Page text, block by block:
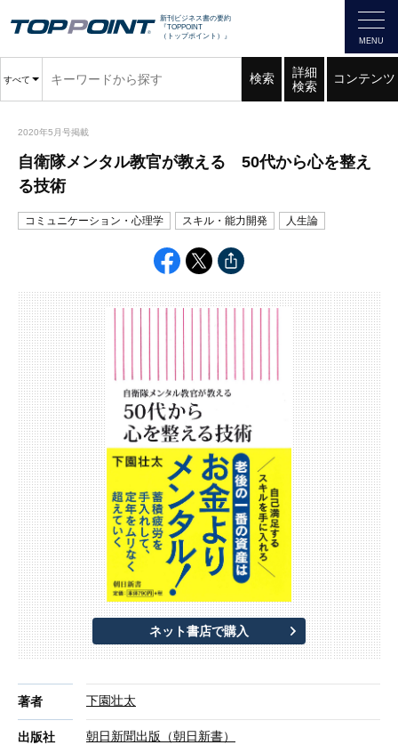
新刊ビジネス書の要約
『TOPPOINT
（トップポイント）』
すべて 検索
詳細
検索
コンテンツ
2020年5月号掲載
自衛隊メンタル教官が教える 50代から心を整え
る技術
コミュニケーション・心理学 スキル・能力開発 人生論
ネット書店で購入
著者 下園壮太
出版社 朝日新聞出版（朝日新書）